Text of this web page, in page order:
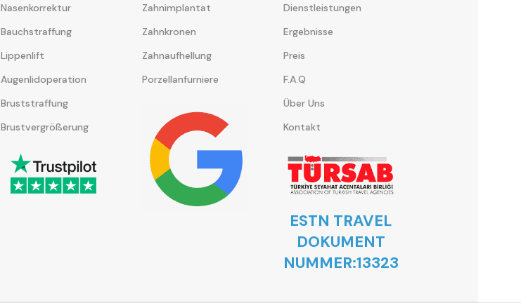
Nasenkorrektur
Bauchstraffung
Lippenlift
Augenlidoperation
Bruststraffung
Brustvergrößerung
Zahnimplantat
Zahnkronen
Zahnaufhellung
Porzellanfurniere
Dienstleistungen
Ergebnisse
Preis
F.A.Q
Über Uns
Kontakt
ESTN TRAVEL
DOKUMENT
NUMMER:13323